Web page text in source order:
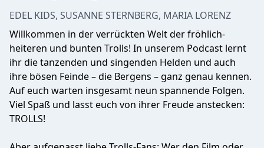
EDEL KIDS, SUSANNE STERNBERG, MARIA LORENZ
Willkommen in der verrückten Welt der fröhlich-
heiteren und bunten Trolls! In unserem Podcast lernt
ihr die tanzenden und singenden Helden und auch
ihre bösen Feinde – die Bergens – ganz genau kennen.
Auf euch warten insgesamt neun spannende Folgen.
Viel Spaß und lasst euch von ihrer Freude anstecken:
TROLLS!